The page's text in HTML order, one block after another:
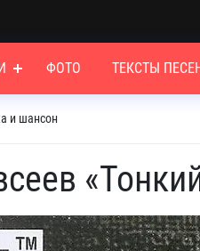
ФОТО ТЕКСТЫ
и шансон